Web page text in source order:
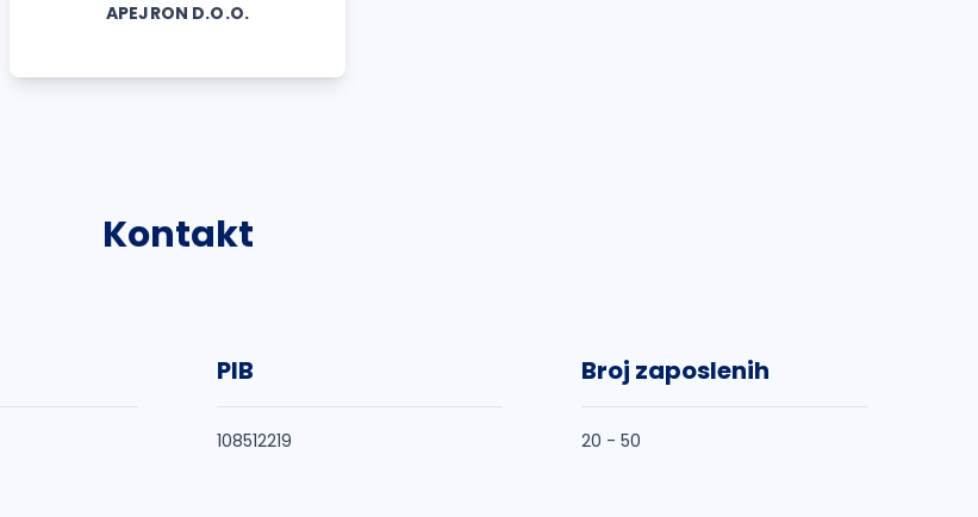
APEJRON D.O.O.
Kontakt
PIB
108512219
Broj zaposlenih
20 - 50